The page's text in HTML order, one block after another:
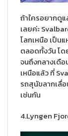
ถ้าใครอยากดู
เลยค่ะ
โลกเหนือ เป็น
ตลอดทั้งวัน โด
จนถึงกลางเดื
เหนือแล้ว ที่
รถสุนัขลากเลื่
เช่นกัน
4.Lyngen